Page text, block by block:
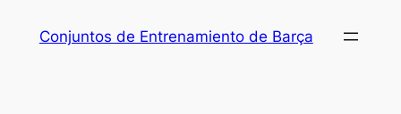
Conjuntos de Entrenamiento de Barça